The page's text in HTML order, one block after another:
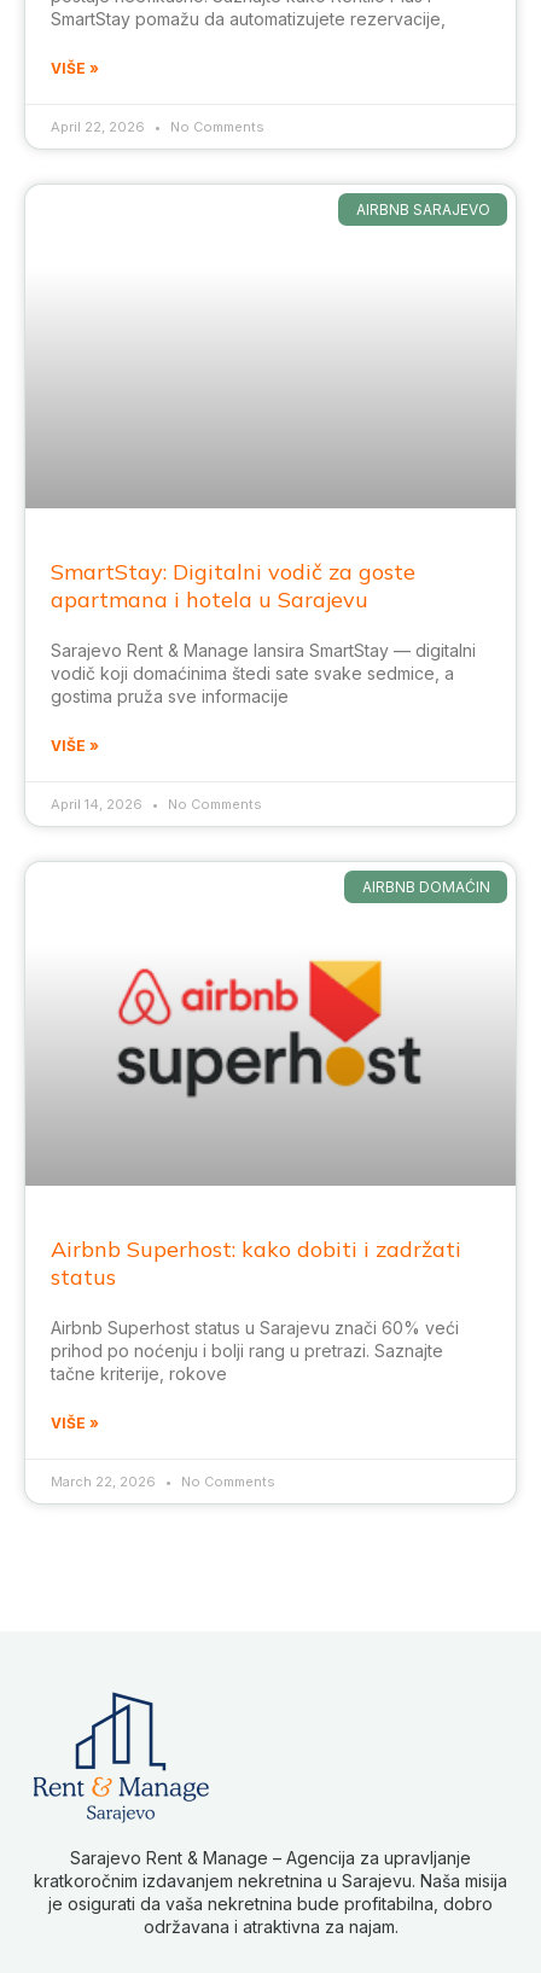
SmartStay pomažu da automatizujete rezervacije,
VIŠE »
April 22, 2026 No Comments
AIRBNB SARAJEVO
SmartStay: Digitalni vodič za goste
apartmana i hotela u Sarajevu
Sarajevo Rent & Manage lansira SmartStay — digitalni
vodič koji domaćinima štedi sate svake sedmice, a
gostima pruža sve informacije
VIŠE »
April 14, 2026 No Comments
AIRBNB DOMAĆIN
Airbnb Superhost: kako dobiti i zadržati
status
Airbnb Superhost status u Sarajevu znači 60% veći
prihod po noćenju i bolji rang u pretrazi. Saznajte
tačne kriterije, rokove
VIŠE »
March 22, 2026 No Comments
Sarajevo Rent & Manage – Agencija za upravljanje
kratkoročnim izdavanjem nekretnina u Sarajevu. Naša misija
je osigurati da vaša nekretnina bude profitabilna, dobro
održavana i atraktivna za najam.